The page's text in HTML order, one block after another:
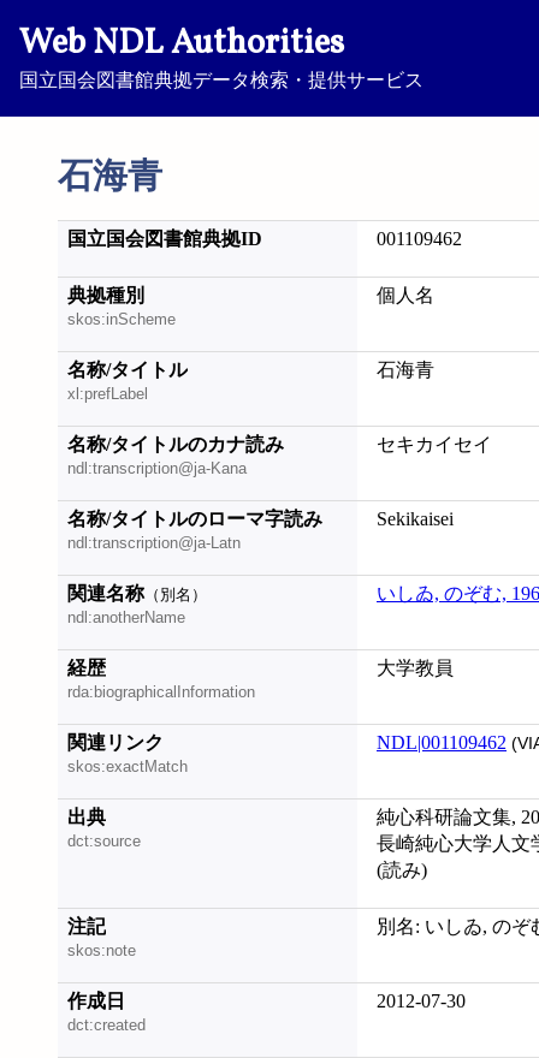
Web NDL Authorities
国立国会図書館典拠データ検索・提供サービス
石海青
国立国会図書館典拠ID 001109462
典拠種別
skos:inScheme
個人名
名称/タイトル
xl:prefLabel
石海青
名称/タイトルのカナ読み
ndl:transcription@ja-Kana
セキカイセイ
名称/タイトルのローマ字読み
ndl:transcription@ja-Latn
Sekikaisei
関連名称（別名）
ndl:anotherName
いしゐ, のぞむ,
経歴
rda:biographicalInformation
大学教員
関連リンク
skos:exactMatch
NDL|001109462
出典
dct:source
純心科研論文集,
長崎純心大学人文
(読み)
注記
skos:note
別名: いしゐ, のぞ
作成日
dct:created
2012-07-30